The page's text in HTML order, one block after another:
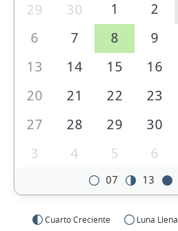
29 30 1 2
6
7 8 9
13
14 15 16
20
21 22 23
27
28 29 30
3
4 5 6
07 13
Cuarto Creciente Luna Llena